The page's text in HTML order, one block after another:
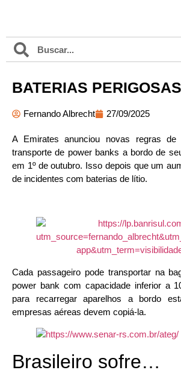
BATERIAS PERIGOSAS
Fernando Albrecht 27/09/2025
A Emirates anunciou novas regras de
transporte de power banks a bordo de
em 1º de outubro. Isso depois que um
de incidentes com baterias de lítio.
Cada passageiro pode transportar na
power bank com capacidade inferior a
para recarregar aparelhos a bordo
empresas aéreas devem copiá-la.
Brasileiro sofre…